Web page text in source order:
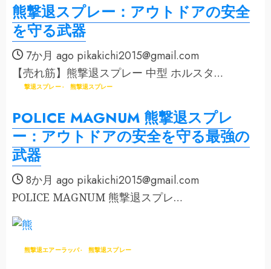
熊撃退スプレー：アウトドアの安全
を守る武器
7か月 ago pikakichi2015@gmail.com
【売れ筋】熊撃退スプレー 中型 ホルスタ…
撃退スプレー 熊撃退スプレー
POLICE MAGNUM 熊撃退スプレ
ー：アウトドアの安全を守る最強の
武器
8か月 ago pikakichi2015@gmail.com
POLICE MAGNUM 熊撃退スプレ…
熊撃退エアーラッパ 熊撃退スプレー